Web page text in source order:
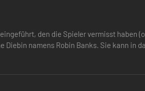
den die Spieler vermisst haben
Diebin namens Robin Banks. Sie kann in